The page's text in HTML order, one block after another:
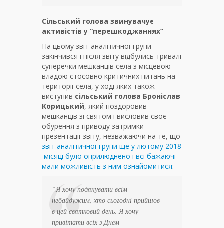
Сільський голова звинувачує
активістів у “перешкоджаннях”
На цьому звіт аналітичної групи
закінчився і після звіту відбулись тривалі
суперечки мешканців села з місцевою
владою стосовно критичних питань на
території села, у ході яких також
виступив сільський голова Броніслав
Корицький, який поздоровив
мешканців зі святом і висловив своє
обурення з приводу затримки
презентації звіту, незважаючи на те, що
звіт аналітичної групи ще у лютому 2018
місяці було оприлюднено і всі бажаючі
мали можливість з ним ознайомитися:
“Я хочу подякувати всім
небайдужим, хто сьогодні прийшов
в цей святковий день. Я хочу
привітати всіх з Днем